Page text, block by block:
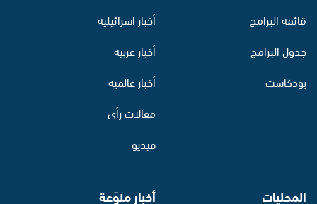
قائمة البرامج
جدول البرامج
بودكاست
أخبار اسرائيلية
أخبار عربية
أخبار عالمية
مقالات رأي
فيديو
المحليات أخبار منوّعة